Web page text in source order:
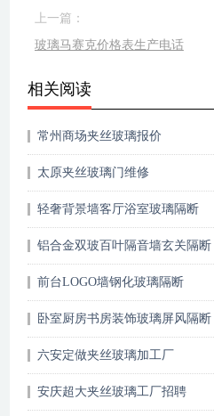
上一篇：
玻璃马赛克价格表生产电话
相关阅读
常州商场夹丝玻璃报价
太原夹丝玻璃门维修
轻奢背景墙客厅浴室玻璃隔断
铝合金双玻百叶隔音墙玄关隔断
前台LOGO墙钢化玻璃隔断
卧室厨房书房装饰玻璃屏风隔断
六安定做夹丝玻璃加工厂
安庆超大夹丝玻璃工厂招聘